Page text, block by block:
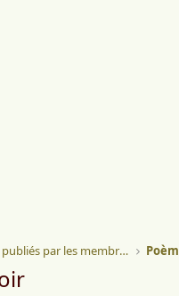
Forum de poésie: Poèmes publiés par les membres